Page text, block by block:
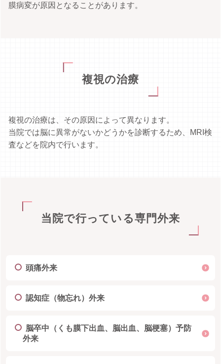
膜病変が原因となることがあります。
複視の治療
複視の治療は、その原因によって異なります。
当院では脳に異常がないかどうかを診断するため、MRI検
査などを院内で行います。
当院で行っている専門外来
頭痛外来
認知症（物忘れ）外来
脳卒中（くも膜下出血、脳出血、脳梗塞）予防
外来